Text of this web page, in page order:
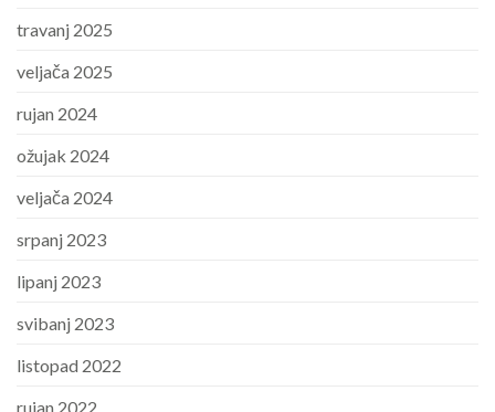
travanj 2025
veljača 2025
rujan 2024
ožujak 2024
veljača 2024
srpanj 2023
lipanj 2023
svibanj 2023
listopad 2022
rujan 2022